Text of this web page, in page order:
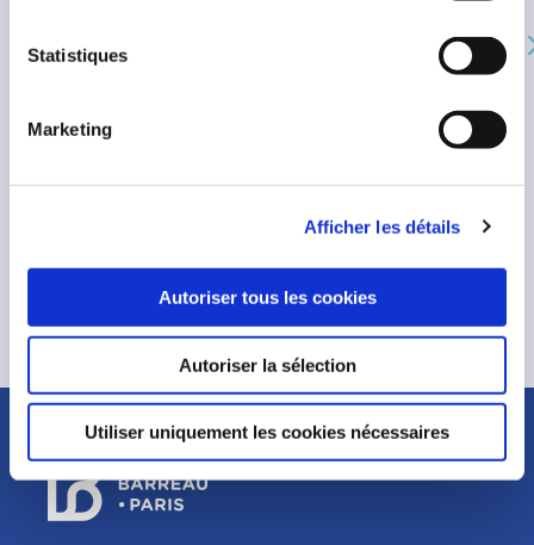
Statistiques
Marketing
Afficher les détails
Autoriser tous les cookies
Autoriser la sélection
Utiliser uniquement les cookies nécessaires
CANICULE EN PRISON : LE BARREAU DE PARIS